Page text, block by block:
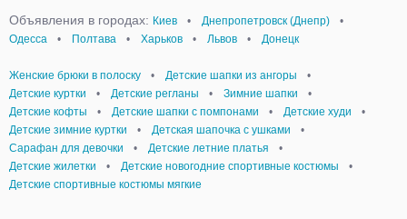
Объявления в городах: Киев • Днепропетровск (Днепр)
•
Одесса
• Полтава • Харьков • Львов • Донецк
Женские брюки в полоску • Детские шапки из ангоры
•
Детские куртки
• Детские регланы • Зимние шапки
•
Детские кофты
• Детские шапки с помпонами • Детские худи
•
Детские зимние куртки
• Детская шапочка с ушками
•
Сарафан для девочки
• Детские летние платья
•
Детские жилетки
• Детские новогодние спортивные костюмы
•
Детские спортивные костюмы мягкие